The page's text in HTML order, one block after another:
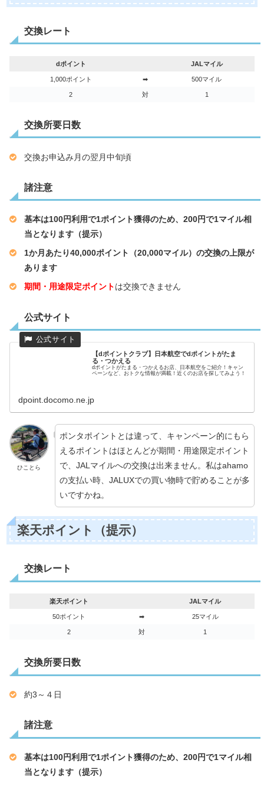
交換レート
dポイント JALマイル
1,000ポイント ➡ 500マイル
2 対 1
交換所要日数
交換お申込み月の翌月中旬頃
諸注意
基本は100円利用で1ポイント獲得のため、200円で1マイル相
当となります（提示）
1か月あたり40,000ポイント（20,000マイル）の交換の上限が
あります
期間・用途限定ポイントは交換できません
公式サイト
【dポイントクラブ】日本航空でdポイントがたま
る・つかえる
dポイントがたまる・つかえるお店、日本航空をご紹介！キャン
ペーンなど、おトクな情報が満載！近くのお店を探してみよう！
dpoint.docomo.ne.jp
ひことら
ポンタポイントとは違って、キャンペーン的にもら
えるポイントはほとんどが期間・用途限定ポイント
で、JALマイルへの交換は出来ません。私はahamo
の支払い時、JALUXでの買い物時で貯めることが多
いですかね。
楽天ポイント（提示）
交換レート
楽天ポイント JALマイル
50ポイント ➡ 25マイル
2 対 1
交換所要日数
約3～４日
諸注意
基本は100円利用で1ポイント獲得のため、200円で1マイル相
当となります（提示）